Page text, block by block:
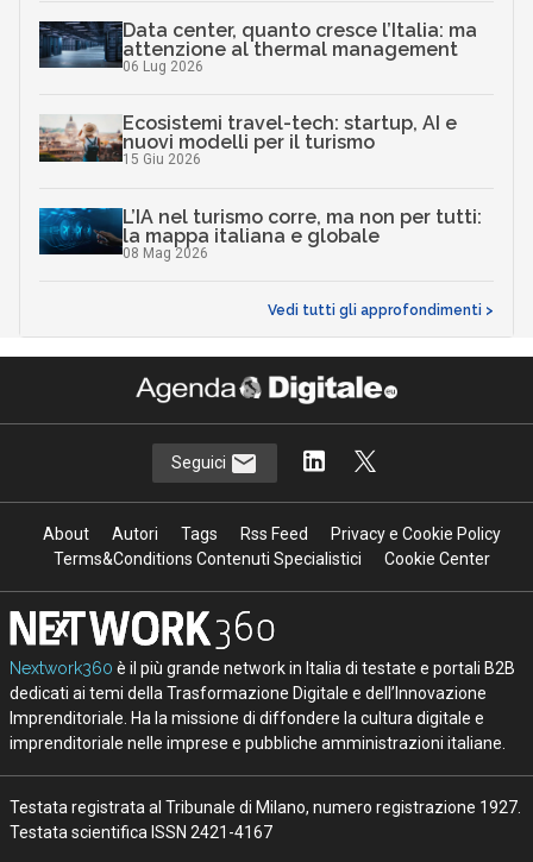
Data center, quanto cresce l’Italia: ma
attenzione al thermal management
06 Lug 2026
Ecosistemi travel-tech: startup, AI e
nuovi modelli per il turismo
15 Giu 2026
L’IA nel turismo corre, ma non per tutti:
la mappa italiana e globale
08 Mag 2026
Vedi tutti gli approfondimenti >
Seguici
About Autori Tags Rss Feed
Privacy e Cookie Policy
Terms&Conditions Contenuti Specialistici
Cookie Center
Nextwork360 è il più grande network in Italia di testate e portali B2B
dedicati ai temi della Trasformazione Digitale e dell’Innovazione
Imprenditoriale. Ha la missione di diffondere la cultura digitale e
imprenditoriale nelle imprese e pubbliche amministrazioni italiane.
Testata registrata al Tribunale di Milano, numero registrazione 1927.
Testata scientifica ISSN 2421-4167